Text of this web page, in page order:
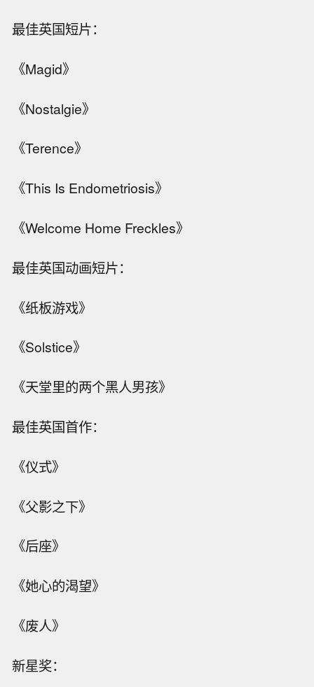
最佳英国短片：
《Magid》
《Nostalgie》
《Terence》
《This Is Endometriosis》
《Welcome Home Freckles》
最佳英国动画短片：
《纸板游戏》
《Solstice》
《天堂里的两个黑人男孩》
最佳英国首作：
《仪式》
《父影之下》
《后座》
《她心的渴望》
《废人》
新星奖：